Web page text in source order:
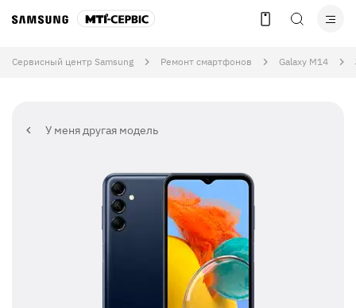
Сервисный центр Samsung Ремонт смартфонов Galaxy M14
У меня другая модель